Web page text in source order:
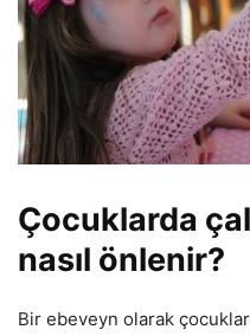
Çocuklarda
nasıl önlenir?
Bir ebeveyn olarak